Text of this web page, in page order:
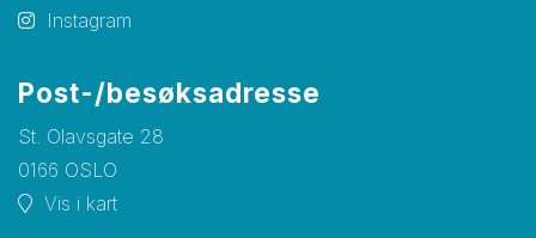
Instagram
Post-/besøksadresse
St. Olavsgate 28
0166 OSLO
Vis i kart